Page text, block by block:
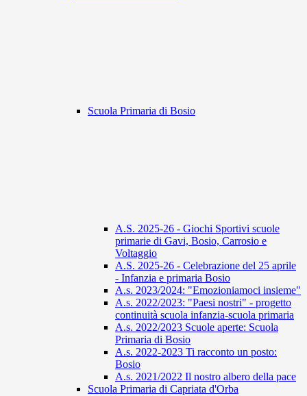
Scuola Primaria di Bosio
A.S. 2025-26 - Giochi Sportivi scuole
primarie di Gavi, Bosio, Carrosio e
Voltaggio
A.S. 2025-26 - Celebrazione del 25 aprile
- Infanzia e primaria Bosio
A.s. 2023/2024: "Emozioniamoci insieme"
A.s. 2022/2023: "Paesi nostri" - progetto
continuità scuola infanzia-scuola primaria
A.s. 2022/2023 Scuole aperte: Scuola
Primaria di Bosio
A.s. 2022-2023 Ti racconto un posto:
Bosio
A.s. 2021/2022 Il nostro albero della pace
Scuola Primaria di Capriata d'Orba